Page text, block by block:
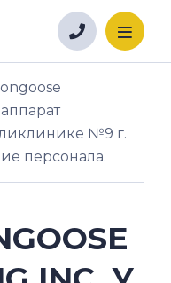
№9 г.
персонала.